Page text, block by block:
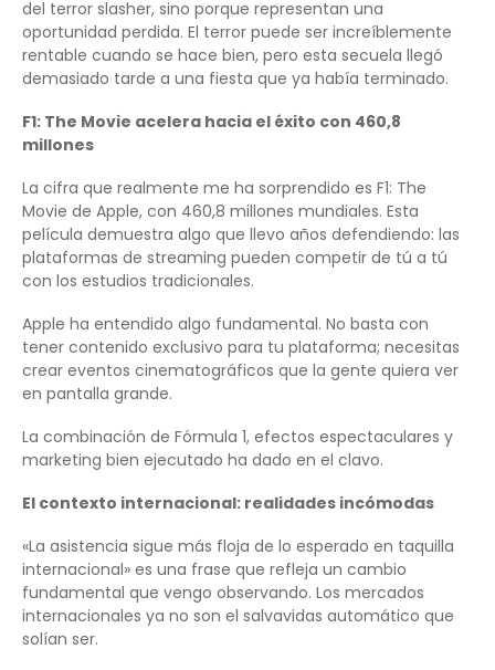
del terror slasher, sino porque representan una
oportunidad perdida. El terror puede ser increíblemente
rentable cuando se hace bien, pero esta secuela llegó
demasiado tarde a una fiesta que ya había terminado.
F1: The Movie acelera hacia el éxito con 460,8
millones
La cifra que realmente me ha sorprendido es F1: The
Movie de Apple, con 460,8 millones mundiales. Esta
película demuestra algo que llevo años defendiendo: las
plataformas de streaming pueden competir de tú a tú
con los estudios tradicionales.
Apple ha entendido algo fundamental. No basta con
tener contenido exclusivo para tu plataforma; necesitas
crear eventos cinematográficos que la gente quiera ver
en pantalla grande.
La combinación de Fórmula 1, efectos espectaculares y
marketing bien ejecutado ha dado en el clavo.
El contexto internacional: realidades incómodas
«La asistencia sigue más floja de lo esperado en taquilla
internacional» es una frase que refleja un cambio
fundamental que vengo observando. Los mercados
internacionales ya no son el salvavidas automático que
solían ser.